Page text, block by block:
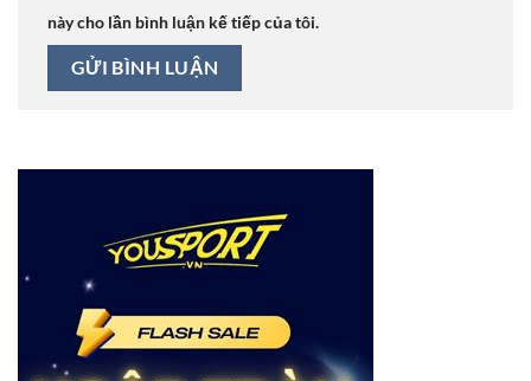
này cho lần bình luận kế tiếp của tôi.